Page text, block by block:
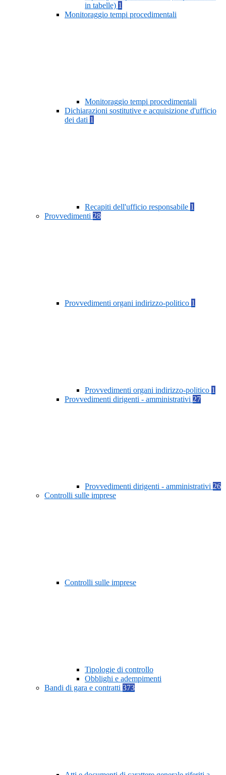
in tabelle) 1
Monitoraggio tempi procedimentali
Monitoraggio tempi procedimentali
Dichiarazioni sostitutive e acquisizione d'ufficio
dei dati 1
Recapiti dell'ufficio responsabile 1
Provvedimenti 28
Provvedimenti organi indirizzo-politico 1
Provvedimenti organi indirizzo-politico 1
Provvedimenti dirigenti - amministrativi 27
Provvedimenti dirigenti - amministrativi 26
Controlli sulle imprese
Controlli sulle imprese
Tipologie di controllo
Obblighi e adempimenti
Bandi di gara e contratti 373